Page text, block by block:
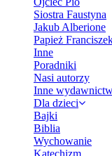
Siostra Faustyna
Jakub Alberione
Papież
Inne
Poradniki
Nasi autorzy
Inne
Dla dzieci
Bajki
Biblia
Wychowanie
Katechizm